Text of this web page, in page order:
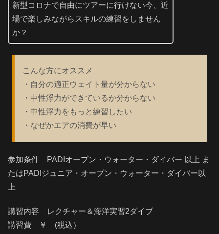
新型コロナで自由にツアーに行けない今、近
場で楽しみながらスキルの練習をしません
か？
こんな方にオススメ
・自分の適正ウェイト量が分からない
・中性浮力ができているか分からない
・中性浮力をもっと練習したい
・なぜかエアの消費が早い
参加条件 PADIオープン・ウォーター・ダイバー 以上 ま
たはPADIジュニア・オープン・ウォーター・ダイバー以
上
講習内容 レクチャー＆海洋実習2ダイブ
講習費 ￥ (税込）